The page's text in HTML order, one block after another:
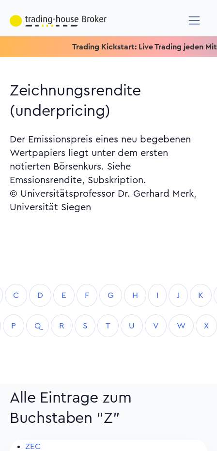
Trading Kickstart: Live Trading jeden
Zeichnungsrendite
(underpricing)
Der Emissionspreis eines neu begebenen
Wertpapiers liegt unter dem ersten
notierten Börsenkurs. Siehe
Emssionsrendite, Subskription.
© Universitätsprofessor Dr. Gerhard Merk,
Universität Siegen
C D E F G H I J K
P Q R S T U V W X
Alle Eintrage zum
Buchstaben "Z"
ZEC